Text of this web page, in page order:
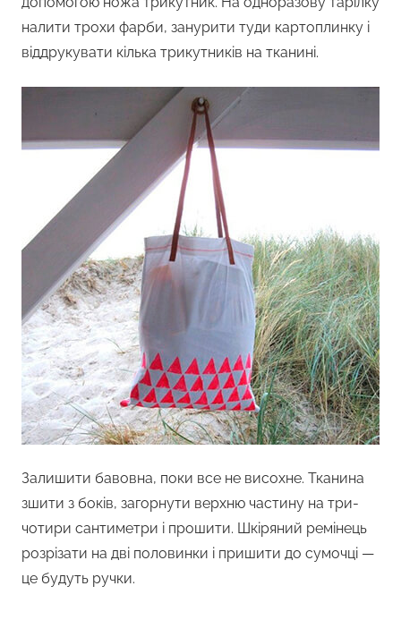
налити трохи фарби, занурити туди картоплинку і
віддрукувати кілька трикутників на тканині.
Залишити бавовна, поки все не висохне. Тканина
зшити з боків, загорнути верхню частину на три-
чотири сантиметри і прошити. Шкіряний ремінець
розрізати на дві половинки і пришити до сумочці —
це будуть ручки.